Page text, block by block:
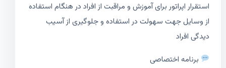
استقرار اپراتور برای آموزش و مراقبت از افراد در هنگام استفاده
از وسایل جهت سهولت در استفاده و جلوگیری از آسیب
دیدگی افراد
برنامه اختصاصی